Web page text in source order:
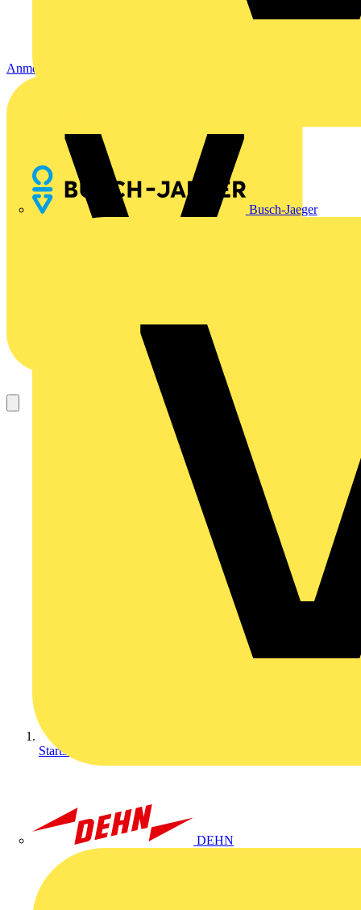
Busch-Jaeger
DEHN
Anmelden
Startseite